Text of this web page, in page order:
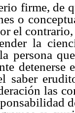
firme, de
o
el
la
persona
saber
las